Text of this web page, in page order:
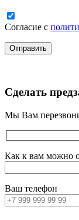
Согласие с
Сделать
Мы Вам
Как к вам можно
Ваш телефон